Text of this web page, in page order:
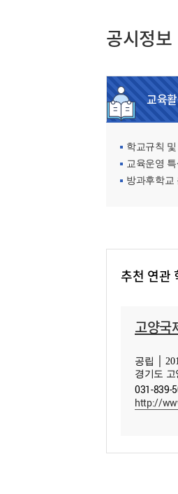
공시정보
교육
학교규칙
교육운영
방과후학교
추천 연관
고양국
공립 │
경기도 고
031-839-
http://